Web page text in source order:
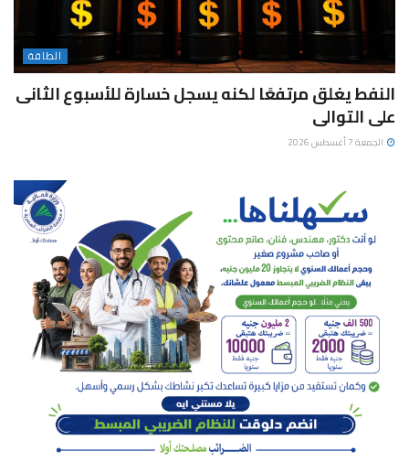
الطاقة
النفط يغلق مرتفعًا لكنه يسجل خسارة للأسبوع الثانى
على التوالى
الجمعة 7 أغسطس 2026